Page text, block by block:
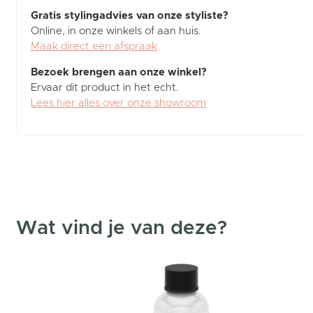
Gratis stylingadvies van onze styliste?
Online, in onze winkels of aan huis.
Maak direct een afspraak
Bezoek brengen aan onze winkel?
Ervaar dit product in het echt.
Lees hier alles over onze showroom
Wat vind je van deze?